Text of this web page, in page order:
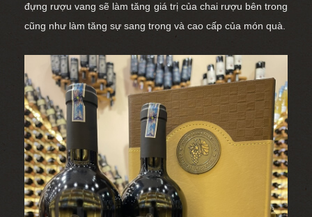
đựng rượu vang sẽ làm tăng giá trị của chai rượu bên trong
cũng như làm tăng sự sang trọng và cao cấp của món quà.